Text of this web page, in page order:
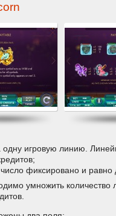
одну игровую линию.
фиксировано и равно
умножить